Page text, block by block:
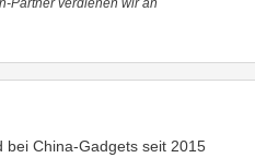
Partner verdienen wir an
bei China-Gadgets seit 2015